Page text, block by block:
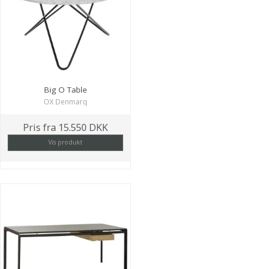
Big O Table
OX Denmarq
Pris fra 15.550 DKK
Vis produkt